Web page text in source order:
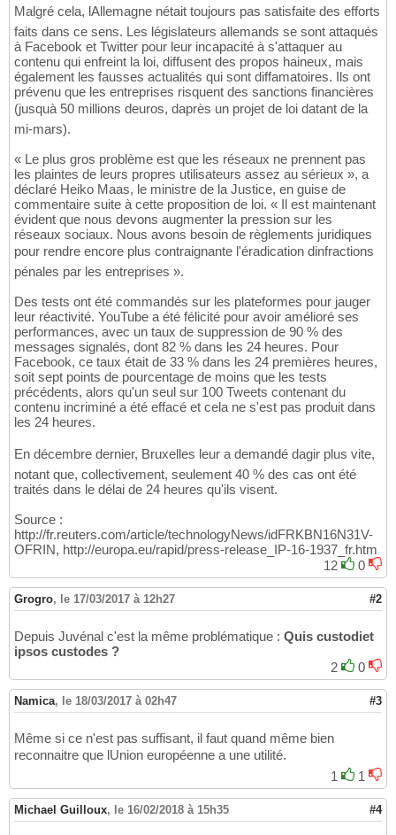
Malgré cela, lAllemagne nétait toujours pas satisfaite des efforts
faits dans ce sens. Les législateurs allemands se sont attaqués
à Facebook et Twitter pour leur incapacité à s'attaquer au
contenu qui enfreint la loi, diffusent des propos haineux, mais
également les fausses actualités qui sont diffamatoires. Ils ont
prévenu que les entreprises risquent des sanctions financières
(jusquà 50 millions deuros, daprès un projet de loi datant de la
mi-mars).
« Le plus gros problème est que les réseaux ne prennent pas
les plaintes de leurs propres utilisateurs assez au sérieux », a
déclaré Heiko Maas, le ministre de la Justice, en guise de
commentaire suite à cette proposition de loi. « Il est maintenant
évident que nous devons augmenter la pression sur les
réseaux sociaux. Nous avons besoin de règlements juridiques
pour rendre encore plus contraignante l'éradication dinfractions
pénales par les entreprises ».
Des tests ont été commandés sur les plateformes pour jauger
leur réactivité. YouTube a été félicité pour avoir amélioré ses
performances, avec un taux de suppression de 90 % des
messages signalés, dont 82 % dans les 24 heures. Pour
Facebook, ce taux était de 33 % dans les 24 premières heures,
soit sept points de pourcentage de moins que les tests
précédents, alors qu'un seul sur 100 Tweets contenant du
contenu incriminé a été effacé et cela ne s'est pas produit dans
les 24 heures.
En décembre dernier, Bruxelles leur a demandé dagir plus vite,
notant que, collectivement, seulement 40 % des cas ont été
traités dans le délai de 24 heures qu'ils visent.
Source :
http://fr.reuters.com/article/technologyNews/idFRKBN16N31V-
OFRIN, http://europa.eu/rapid/press-release_IP-16-1937_fr.htm
12
0
Grogro, le 17/03/2017 à 12h27 #2
Depuis Juvénal c'est la même problématique : Quis custodiet
ipsos custodes ?
2
0
Namica, le 18/03/2017 à 02h47 #3
Même si ce n'est pas suffisant, il faut quand même bien
reconnaitre que lUnion européenne a une utilité.
1
1
Michael Guilloux, le 16/02/2018 à 15h35 #4